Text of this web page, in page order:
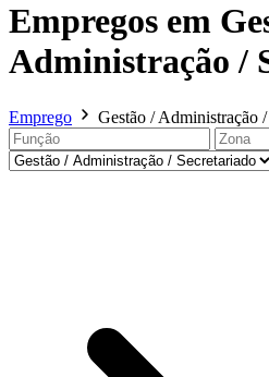
Empregos em
Administração /
Emprego Gestão / Administração